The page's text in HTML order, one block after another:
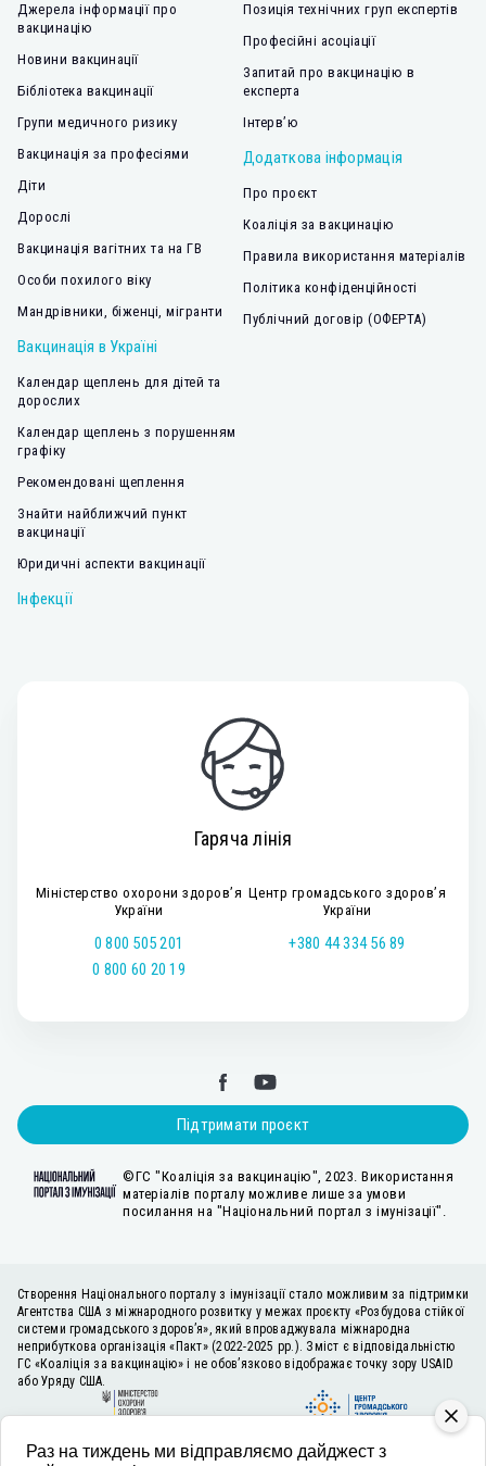
Джерела інформації про
вакцинацію
Новини вакцинації
Бібліотека вакцинації
Групи медичного ризику
Вакцинація за професіями
Діти
Дорослі
Вакцинація вагітних та на ГВ
Особи похилого віку
Мандрівники, біженці, мігранти
Вакцинація в Україні
Календар щеплень для дітей та
дорослих
Календар щеплень з порушенням
графіку
Рекомендовані щеплення
Знайти найближчий пункт
вакцинації
Юридичні аспекти вакцинації
Інфекції
Позиція технічних груп експертів
Професійні асоціації
Запитай про вакцинацію в
експерта
Інтерв’ю
Додаткова інформація
Про проєкт
Коаліція за вакцинацію
Правила використання матеріалів
Політика конфіденційності
Публічний договір (ОФЕРТА)
Гаряча лінія
Міністерство охорони здоров’я
України
0 800 505 201
0 800 60 20 19
Центр громадського здоров’я
України
+380 44 334 56 89
Підтримати проєкт
©ГС "Коаліція за вакцинацію", 2023. Використання
матеріалів порталу можливе лише за умови
посилання на "Національний портал з імунізації".
Створення Національного порталу з імунізації стало можливим за підтримки
Агентства США з міжнародного розвитку у межах проєкту «Розбудова стійкої
системи громадського здоров’я», який впроваджувала міжнародна
неприбуткова організація «Пакт» (2022-2025 рр.). Зміст є відповідальністю
ГС «Коаліція за вакцинацію» і не обов’язково відображає точку зору USAID
або Уряду США.
Раз на тиждень ми відправляємо дайджест з